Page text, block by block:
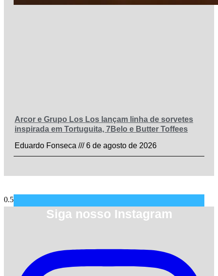
Arcor e Grupo Los Los lançam linha de sorvetes
inspirada em Tortuguita, 7Belo e Butter Toffees
Eduardo Fonseca
6 de agosto de 2026
Siga nosso Instagram